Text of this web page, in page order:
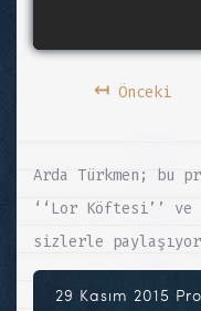
↤Önceki
Arda Türkmen; bu
‘‘Lor Köftesi’’
sizlerle
29 Kasım 2015